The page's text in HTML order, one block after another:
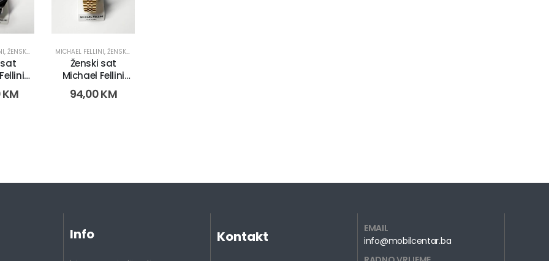
, ŽENSKI SATOVI
sat
4)
KM
MICHAEL FELLINI,ŽENSKI SATOVI
Ženski sat
Michael Fellini
2222 (3012)
94,00KM
Info Kontakt
EMAIL
info@mobilcentar.ba